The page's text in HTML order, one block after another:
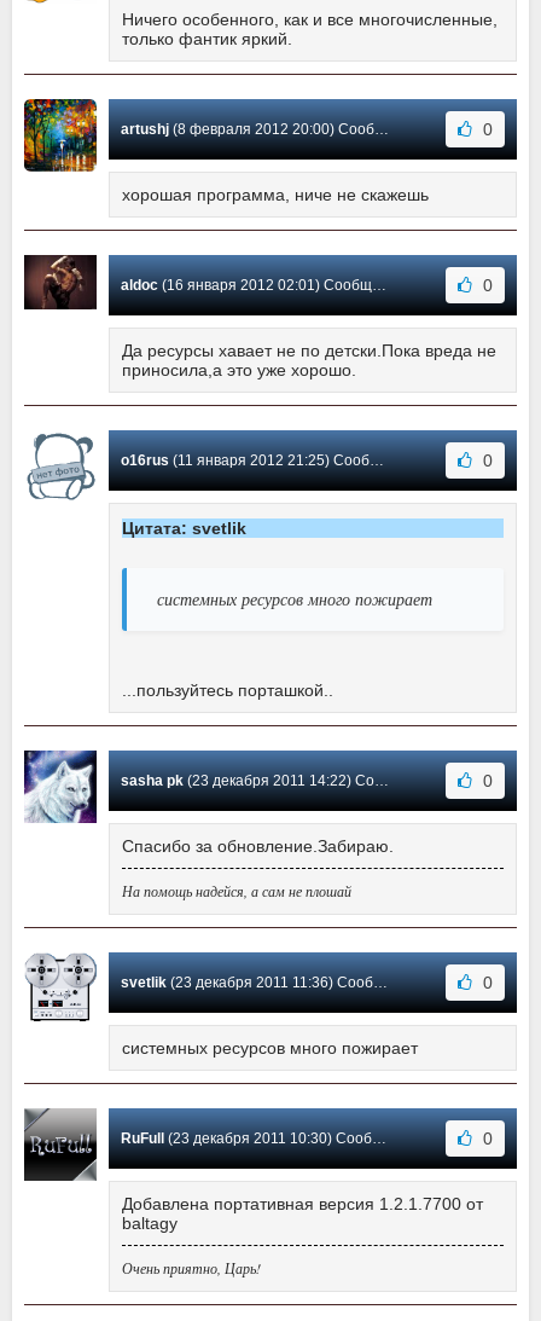
Ничего особенного, как и все многочисленные,
только фантик яркий.
artushj(8 февраля 2012 20:00) Сообщение #165 0
хорошая программа, ниче не скажешь
aldoc(16 января 2012 02:01) Сообщение #164 0
Да ресурсы хавает не по детски.Пока вреда не
приносила,а это уже хорошо.
o16rus(11 января 2012 21:25) Сообщение #163 0
Цитата: svetlik
системных ресурсов много пожирает
...пользуйтесь порташкой..
sasha pk(23 декабря 2011 14:22) Сообщение #162 0
Спасибо за обновление.Забираю.
На помощь надейся, а сам не плошай
svetlik(23 декабря 2011 11:36) Сообщение #161 0
системных ресурсов много пожирает
RuFull (23 декабря 2011 10:30) Сообщение #160 0
Добавлена портативная версия 1.2.1.7700 от
baltagy
Очень приятно, Царь!